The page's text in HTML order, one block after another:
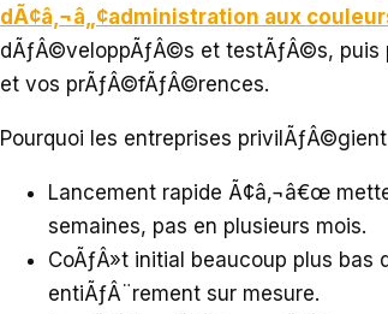
dÃ¢â‚¬â„¢administration aux
dÃƒÂ©veloppÃƒÂ©s et testÃƒÂ©s,
et vos prÃƒÂ©fÃƒÂ©rences.
Pourquoi les entreprises
Lancement rapide Ã¢â‚¬â€œ
semaines, pas en plusieurs mois.
CoÃƒÂ»t initial beaucoup plus bas
entiÃƒÂ¨rement sur mesure.